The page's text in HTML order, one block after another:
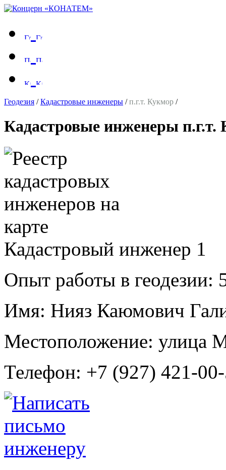
Геодезия /Кадастровые инженеры /п.г.т. Кукмор /
Кадастровые инженеры п.г.т.
Кадастровый инженер 1
Опыт работы в геодезии:
Имя: Нияз Каюмович
Местоположение: улица
Телефон: +7 (927) 421-